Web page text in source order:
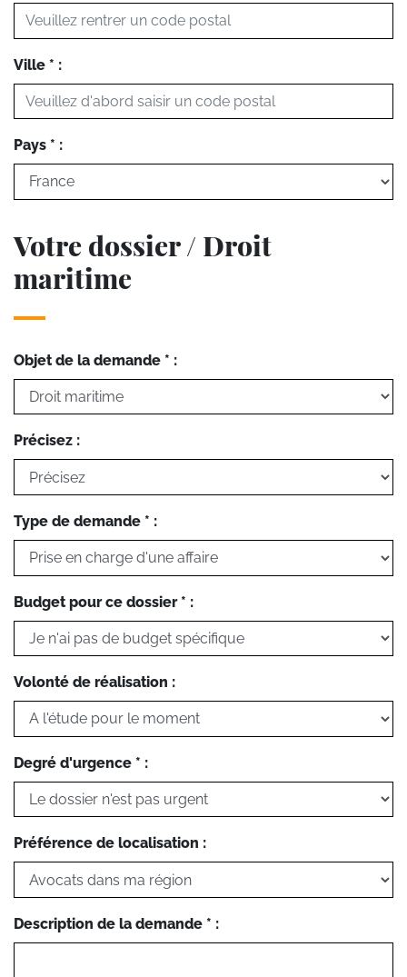
Ville * :
Pays * :
Votre dossier / Droit
maritime
Objet de la demande * :
Précisez :
Type de demande * :
Budget pour ce dossier * :
Volonté de réalisation :
Degré d'urgence * :
Préférence de localisation :
Description de la demande * :